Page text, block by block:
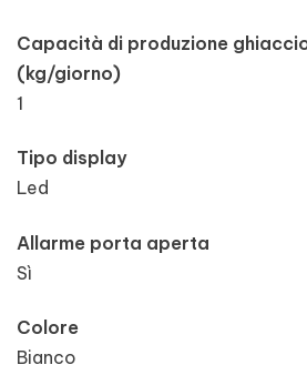
Capacità di produzione
(kg/giorno)
1
Tipo display
Led
Allarme porta aperta
Sì
Colore
Bianco